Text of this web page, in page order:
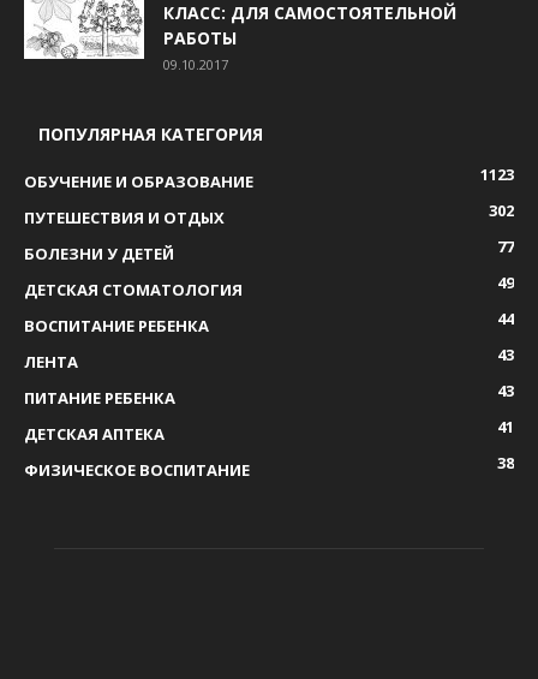
КЛАСС: ДЛЯ САМОСТОЯТЕЛЬНОЙ
РАБОТЫ
09.10.2017
ПОПУЛЯРНАЯ КАТЕГОРИЯ
ОБУЧЕНИЕ И ОБРАЗОВАНИЕ
1123
ПУТЕШЕСТВИЯ И ОТДЫХ
302
БОЛЕЗНИ У ДЕТЕЙ
77
ДЕТСКАЯ СТОМАТОЛОГИЯ
49
ВОСПИТАНИЕ РЕБЕНКА
44
ЛЕНТА
43
ПИТАНИЕ РЕБЕНКА
43
ДЕТСКАЯ АПТЕКА
41
ФИЗИЧЕСКОЕ ВОСПИТАНИЕ
38